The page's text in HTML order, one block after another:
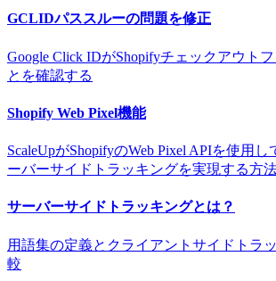
GCLIDパススルーの問題を修正
Google Click IDがShopifyチェックアウト
とを確認する
Shopify Web Pixel機能
ScaleUpがShopifyのWeb Pixel APIを使用
ーバーサイドトラッキングを実現する方
サーバーサイドトラッキングとは？
用語集の定義とクライアントサイドトラ
較